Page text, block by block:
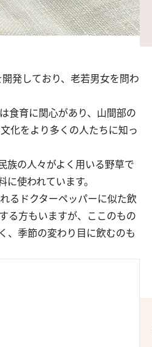
発しており、老若男女を問わ
食育に関心があり、山間部の
化をより多くの人たちに知っ
族の人々がよく用いる野草で
使われています。
るドクターペッパーに似た飲
る方もいますが、ここのもの
、季節の変わり目に飲むのも